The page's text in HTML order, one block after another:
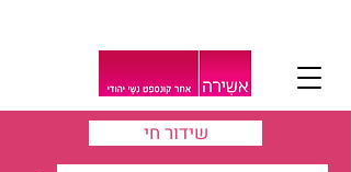
שידור חי